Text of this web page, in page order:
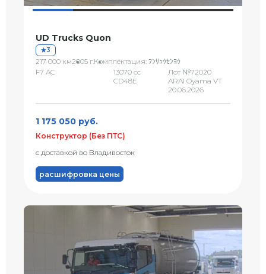
UD Trucks Quon
3
217 000 км2005 г.Комплектация: ﾌﾝﾘｭｳｾﾝﾖｳ
F7 AC
13070 сс
CD48E
Лот №72020
ARAI Oyama VT
20.06.2026
1 175 050 руб.
Конструктор (Без ПТС)
с доставкой во Владивосток
расшифровка цены